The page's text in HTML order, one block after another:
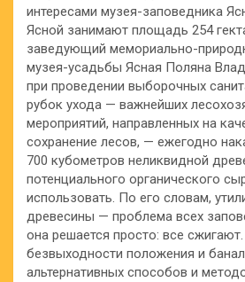
интересами музея-заповедника
Ясной занимают площадь 254
заведующий мемориально-
музея-усадьбы Ясная Поляна
при проведении выборочных
рубок ухода — важнейших
мероприятий, направленных на
сохранение лесов, — ежегодно
700 кубометров неликвидной
потенциального органического
использовать. По его словам,
древесины — проблема всех
она решается просто: все
безвыходности положения и
альтернативных способов и